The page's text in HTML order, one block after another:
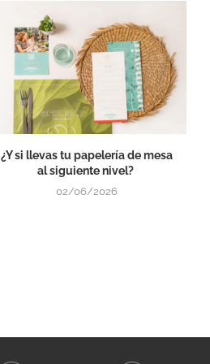
¿Y si llevas tu papelería de mesa
al siguiente nivel?
02/06/2026